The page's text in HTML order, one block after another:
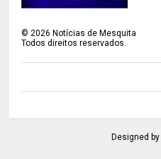
©2026 Notícias de Mesquita
Todos direitos reservados.
Designed by